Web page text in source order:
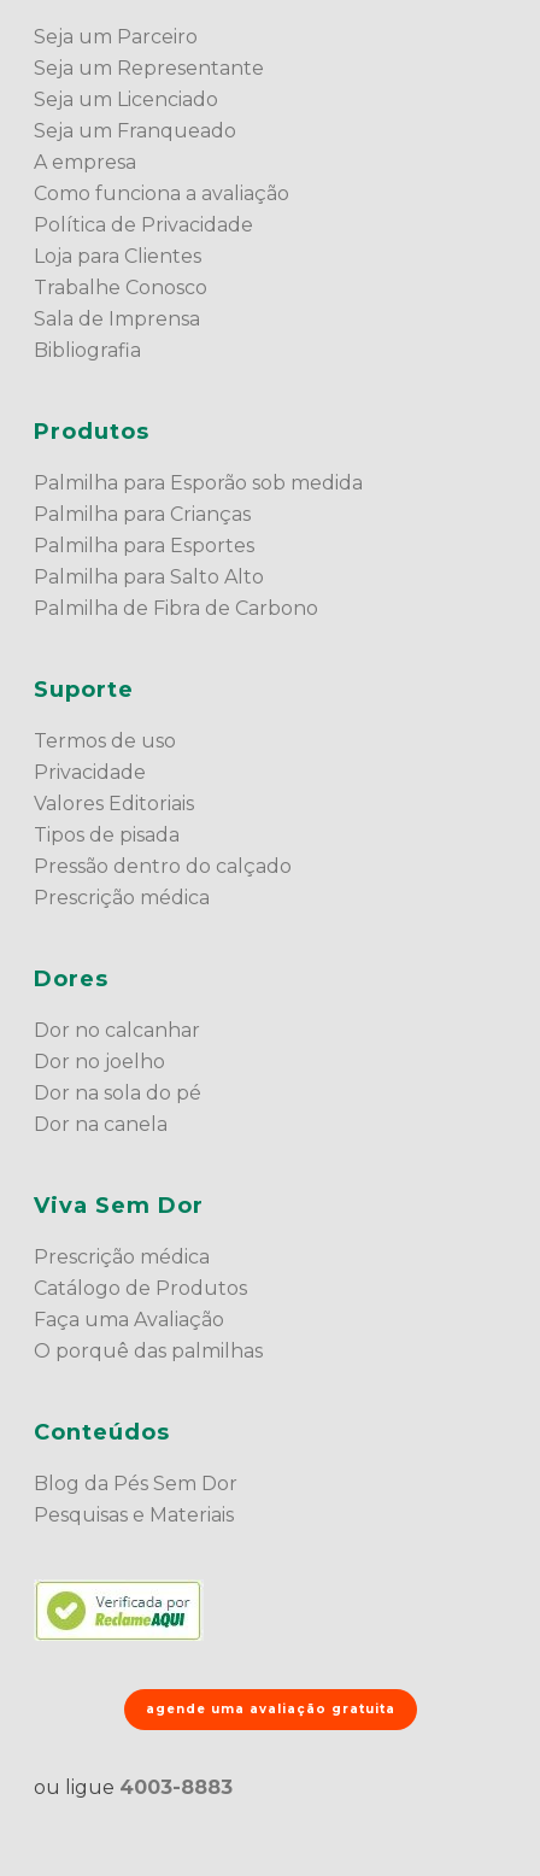
Seja um Parceiro
Seja um Representante
Seja um Licenciado
Seja um Franqueado
A empresa
Como funciona a avaliação
Política de Privacidade
Loja para Clientes
Trabalhe Conosco
Sala de Imprensa
Bibliografia
Produtos
Palmilha para Esporão sob medida
Palmilha para Crianças
Palmilha para Esportes
Palmilha para Salto Alto
Palmilha de Fibra de Carbono
Suporte
Termos de uso
Privacidade
Valores Editoriais
Tipos de pisada
Pressão dentro do calçado
Prescrição médica
Dores
Dor no calcanhar
Dor no joelho
Dor na sola do pé
Dor na canela
Viva Sem Dor
Prescrição médica
Catálogo de Produtos
Faça uma Avaliação
O porquê das palmilhas
Conteúdos
Blog da Pés Sem Dor
Pesquisas e Materiais
agende uma avaliação gratuita
ou ligue 4003-8883